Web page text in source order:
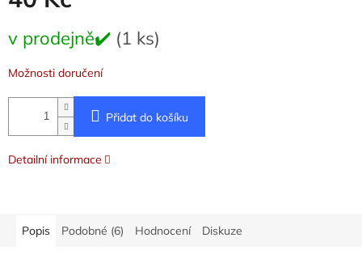
cena:
v prodejně✔️ (1 ks)
Možnosti doručení
Přidat do košíku
Detailní informace
Popis Podobné (6) Hodnocení Diskuze